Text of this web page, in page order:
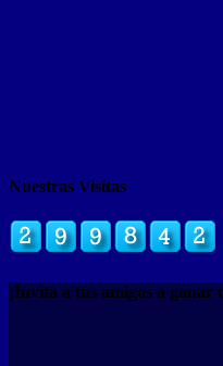
Nuestras Visitas
¡Invita a tus amigos a